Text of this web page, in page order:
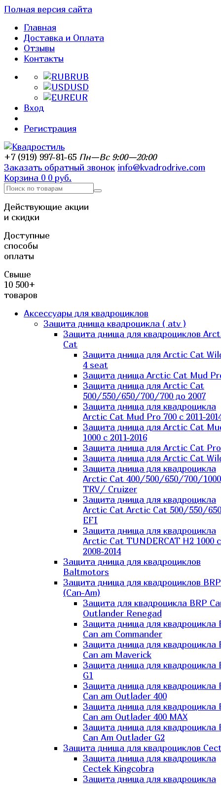
Полная версия сайта
Главная
Доставка и Оплата
Отзывы
Контакты
RUB
USD
EUR
Вход
Регистрация
+7 (919) 997-81-65 Пн—Вс 9:00—20:00
Заказать обратный звонок info@kvadrodrive.com
Корзина 0 0 руб.
Действующие акции
и скидки
Доступные
способы
оплаты
Свыше
10 500+
товаров
Аксессуары для квадроциклов
Защита днища квадроцикла ( atv )
Защита днища для квадроциклов
Cat
Защита днища для Arctic Cat
4 seat
Защита днища Arctic Cat Mud
Защита днища для Arctic Cat
500/550/650/700/700 до 2007
Защита днища для квадроцикла
Arctic Cat Mud Pro 700 с 2011-
Защита днища для Arctic Cat
1000 c 2011-2016
Защита днища для Arctic Cat
Защита днища для Arctic Cat
Защита днища для квадроцикла
Arctic Cat 400/500/650/700/1000
TRV/ Cruizer
Защита днища для квадроцикла
Arctic Cat Arctic Cat 500/550/
EFI
Защита днища для квадроцикла
Arctic Cat TUNDERCAT H2 1000 c
2008-2014
Защита днища для квадроциклов
Baltmotors
Защита днища для квадроциклов BRP
(Can-Am)
Защита для квадроцикла BRP
Outlander Renegad
Защита днища для квадроцикла
Can am Commander
Защита днища для квадроцикла
Can am Maverick
Защита днища для квадроцикла
G1
Защита днища для квадроцикла
Can am Outlader 400
Защита днища для квадроцикла
Can am Outlader 400 MAX
Защита днища для квадроцикла
Can Аm Outlader G2
Защита днища для квадроциклов
Защита днища для квадроцикла
Cectek Kingcobra
Защита днища для квадроцикла